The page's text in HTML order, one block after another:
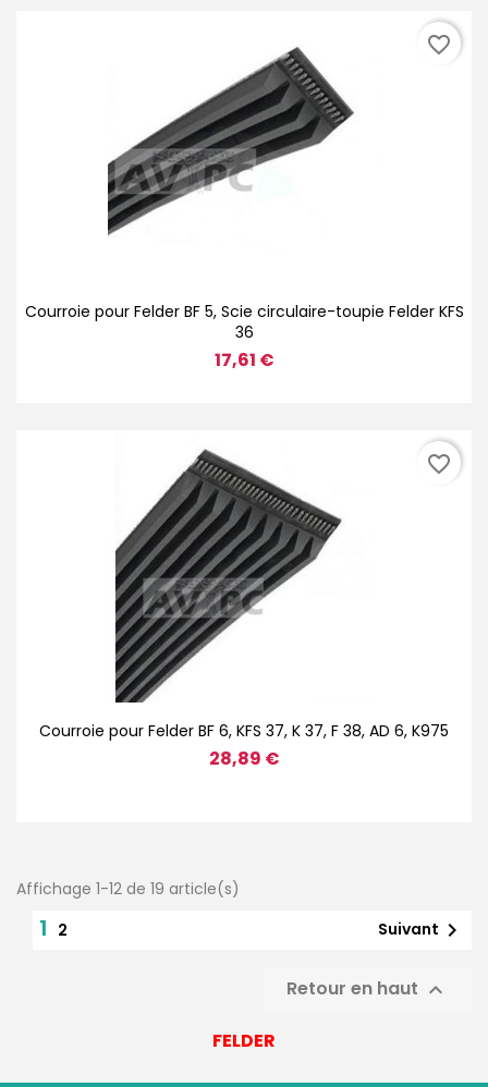
Courroie pour Felder BF 5, Scie circulaire-toupie Felder KFS
36
17,61 €
favorite_border
Courroie pour Felder BF 6, KFS 37, K 37, F 38, AD 6, K975
28,89 €
favorite_border
Affichage 1-12 de 19 article(s)
1 2 Suivant 
Retour en haut 
FELDER